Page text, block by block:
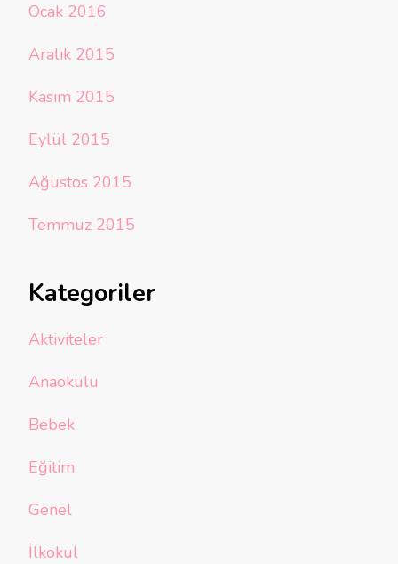
Ocak 2016
Aralık 2015
Kasım 2015
Eylül 2015
Ağustos 2015
Temmuz 2015
Kategoriler
Aktiviteler
Anaokulu
Bebek
Eğitim
Genel
İlkokul